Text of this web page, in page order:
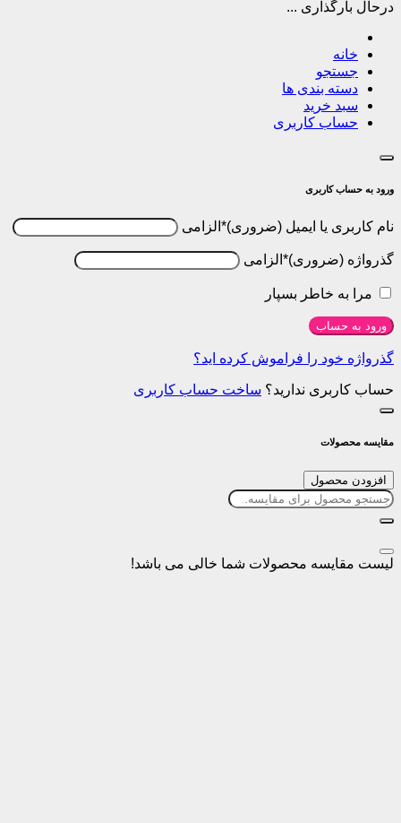
...
بندی ها
خرید
کاربری
یا ایمیل * الزامی
* الزامی
خاطر بسپار
را فراموش کرده اید؟
ندارید؟ساخت حساب کاربری
محصولات شما خالی می باشد!